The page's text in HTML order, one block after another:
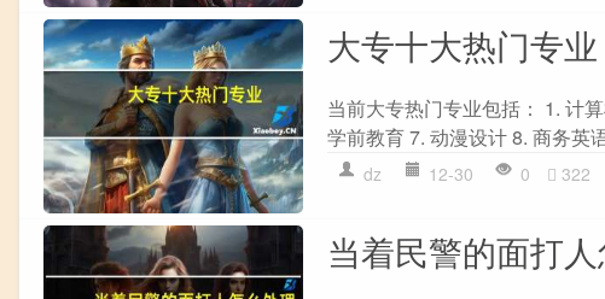
大专十大热门专业
当前大专热门专业包括： 1. 计
学前教育 7. 动漫设计 8. 商务英
dz 12-30 0 322
当着民警的面打